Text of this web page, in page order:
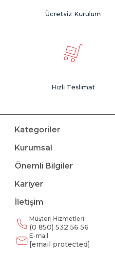
Ücretsiz Kurulum
Hızlı Teslimat
Kategoriler
Kurumsal
Önemli Bilgiler
Kariyer
İletişim
Müşteri Hizmetleri
(0 850) 532 56 56
E-mail
[email protected]